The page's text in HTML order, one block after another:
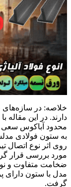
خلاصه: در سازه‌های
دارند. در این مقاله
محدود آباکوس سعی
به ستون فولادی
روی اثر نوع اتصال
مدل با ستون دارای
گرفت.